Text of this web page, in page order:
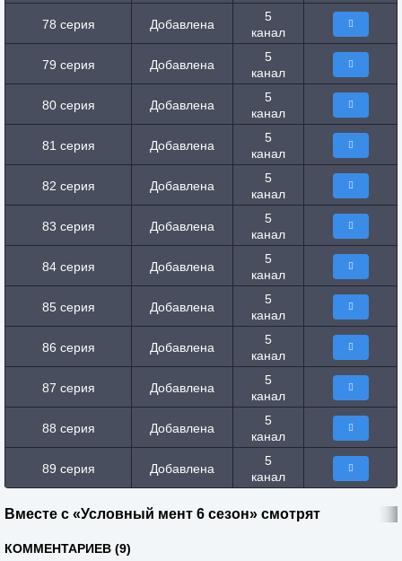
78 серия Добавлена
5
канал
79 серия Добавлена
5
канал
80 серия Добавлена
5
канал
81 серия Добавлена
5
канал
82 серия Добавлена
5
канал
83 серия Добавлена
5
канал
84 серия Добавлена
5
канал
85 серия Добавлена
5
канал
86 серия Добавлена
5
канал
87 серия Добавлена
5
канал
88 серия Добавлена
5
канал
89 серия Добавлена
5
канал
Вместе с «Условный мент 6 сезон» смотрят
КОММЕНТАРИЕВ (9)